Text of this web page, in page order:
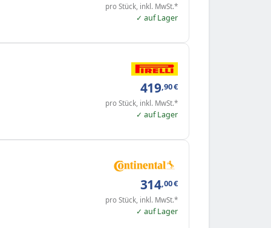
pro Stück, inkl. MwSt.*
✓ auf Lager
419,90€
pro Stück, inkl. MwSt.*
✓ auf Lager
314,00€
pro Stück, inkl. MwSt.*
✓ auf Lager